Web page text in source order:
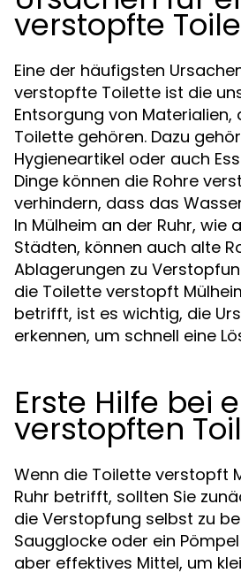
verstopfte
Eine der häufigsten
verstopfte Toilette ist die
Entsorgung von Materialien,
Toilette gehören. Dazu
Hygieneartikel oder auch
Dinge können die Rohre
verhindern, dass das
In Mülheim an der Ruhr, wie
Städten, können auch alte
Ablagerungen zu
die Toilette verstopft
betrifft, ist es wichtig, die
erkennen, um schnell eine
Erste Hilfe bei
verstopften
Wenn die Toilette verstopft
Ruhr betrifft, sollten Sie
die Verstopfung selbst zu
Saugglocke oder ein
aber effektives Mittel, um